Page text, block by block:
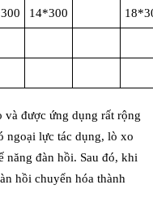
14*300
và được ứng dụng rất rộng
ngoại lực tác dụng, lò xo
năng đàn hồi. Sau đó, khi
hồi chuyển hóa thành